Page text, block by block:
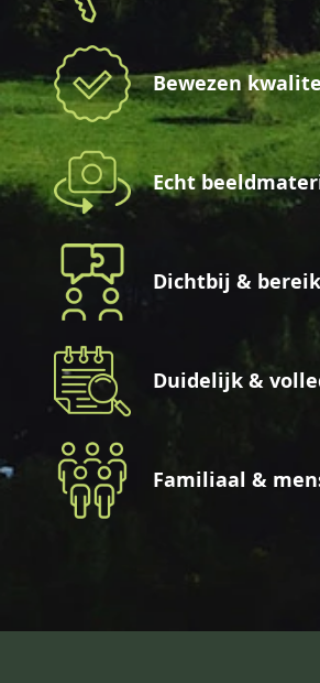
Bewezen
Echt
Dichtbij &
Duidelijk &
Familiaal &